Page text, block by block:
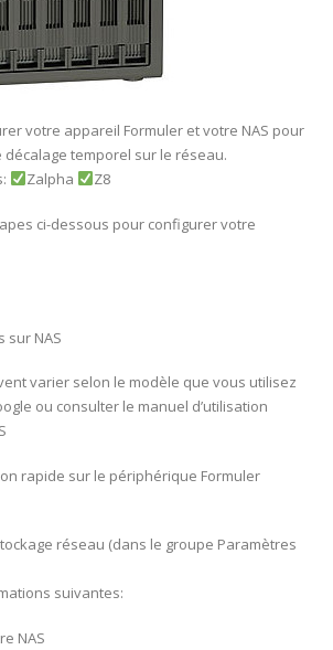
votre appareil Formuler et votre NAS pour
décalage temporel sur le réseau.
Zalpha Z8
ci-dessous pour configurer votre
sur NAS
varier selon le modèle que vous utilisez
ou consulter le manuel d’utilisation
rapide sur le périphérique Formuler
réseau (dans le groupe Paramètres
suivantes:
NAS